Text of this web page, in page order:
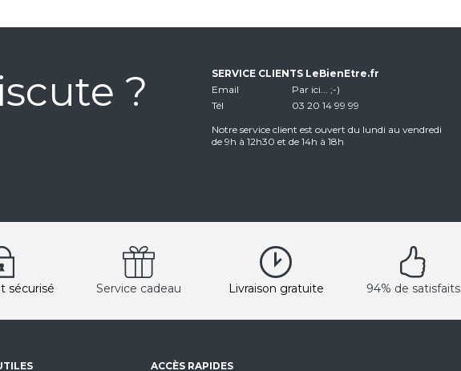
?
SERVICE CLIENTS LeBienEtre.fr
Email
Par ici... ;-)
Tél
03 20 14 99 99
Notre service client est ouvert du lundi au vendredi
de 9h à 12h30 et de 14h à 18h
sécurisé Service cadeau Livraison gratuite 94% de satisfaits
ACCÈS RAPIDES